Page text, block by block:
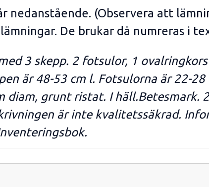
nedanstående. (Observera att
De brukar då numreras i
3 skepp. 2 fotsulor, 1
är 48-53 cm l. Fotsulorna är 22-
diam, grunt ristat. I häll.Betesmark.
är inte kvalitetssäkrad.